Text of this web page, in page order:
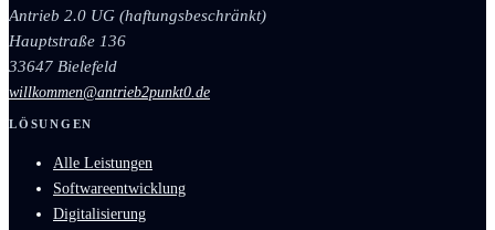
Antrieb 2.0 UG (haftungsbeschränkt)
Hauptstraße 136
33647 Bielefeld
willkommen@antrieb2punkt0.de
LÖSUNGEN
Alle Leistungen
Softwareentwicklung
Digitalisierung